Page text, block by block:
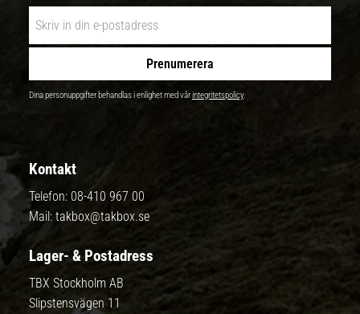
Prenumerera
Dina personuppgifter behandlas i enlighet med vårintegritetspolicy.
Kontakt
Telefon: 08-410 967 00
Mail: takbox@takbox.se
Lager- & Postadress
TBX Stockholm AB
Slipstensvägen 11